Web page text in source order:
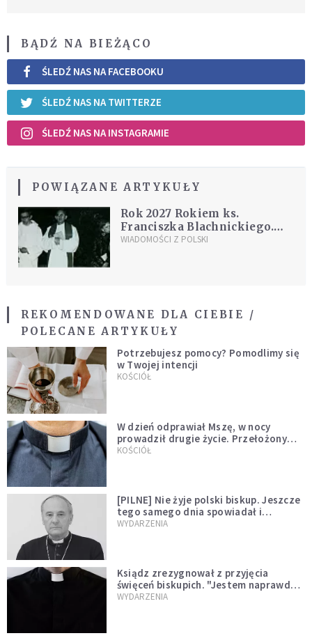
BĄDŹ NA BIEŻĄCO
ŚLEDŹ NAS NA FACEBOOKU
ŚLEDŹ NAS NA TWITTERZE
ŚLEDŹ NAS NA INSTAGRAMIE
POWIĄZANE ARTYKUŁY
Rok 2027 Rokiem ks.
Franciszka Blachnickiego.
Senat podjął uchwałę
WIADOMOŚCI Z POLSKI
REKOMENDOWANE DLA CIEBIE /
POLECANE ARTYKUŁY
Potrzebujesz pomocy? Pomodlimy się
w Twojej intencji
KOŚCIÓŁ
W dzień odprawiał Mszę, w nocy
prowadził drugie życie. Przełożony
kazał mu opuścić zakon
KOŚCIÓŁ
[PILNE] Nie żyje polski biskup. Jeszcze
tego samego dnia spowiadał i
sprawował Mszę świętą
WYDARZENIA
Ksiądz zrezygnował z przyjęcia
święceń biskupich. "Jestem naprawdę
niegodny"
WYDARZENIA